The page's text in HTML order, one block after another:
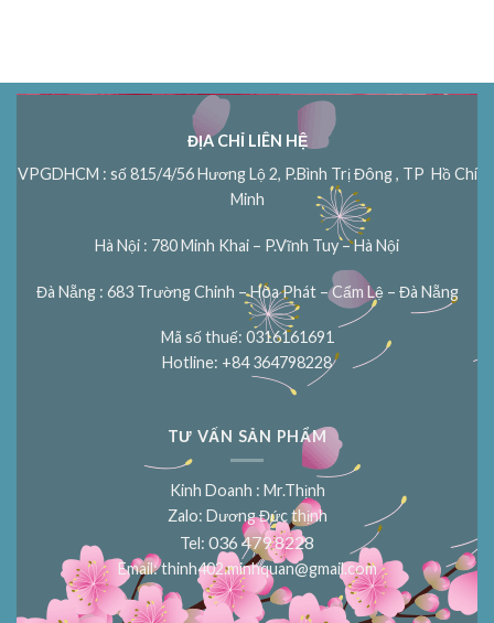
ĐỊA CHỈ LIÊN HỆ
VPGDHCM : số 815/4/56 Hương Lộ 2, P.Bình Trị Đông , TP Hồ Chí
Minh
Hà Nội : 780 Minh Khai – P.Vĩnh Tuy – Hà Nội
Đà Nẵng : 683 Trường Chinh – Hòa Phát – Cẩm Lệ – Đà Nẵng
Mã số thuế: 0316161691
Hotline: +84 364798228
TƯ VẤN SẢN PHẨM
Kinh Doanh : Mr.Thịnh
Zalo: Dương Đức thịnh
Tel: 036 479 8228
Email:thinh402.minhquan@gmail.com